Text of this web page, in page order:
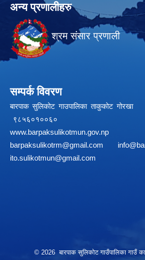
अन्य प्रणालीहरु
श्रम संसार प्रणाली
सम्पर्क विवरण
बारपाक सुलिकोट गाउपालिका
www.barpaksulikotmun.gov.np
barpaksulikotrm@gmail.com
ito.sulikotmun@gmail.com
© 2026 बारपाक सुलिकोट गाउँपालिका गाउँ